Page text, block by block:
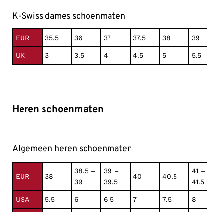
K-Swiss dames schoenmaten
EUR 35.5 36 37 37.5 38 39
UK 3 3.5 4 4.5 5 5.5
Heren schoenmaten
Algemeen heren schoenmaten
EUR 38
38.5 –
39
39 –
39.5
40 40.5
41 –
41.5
USA 5.5 6 6.5 7 7.5 8